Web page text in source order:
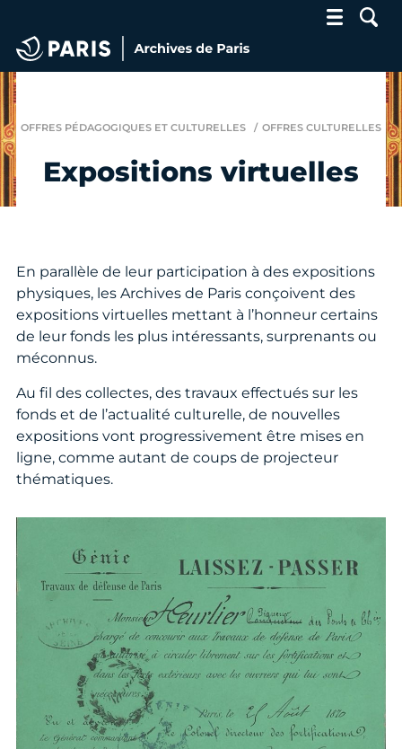
OFFRES PÉDAGOGIQUES ET CULTURELLES OFFRES CULTURELLES
Expositions virtuelles
En parallèle de leur participation à des expositions
physiques, les Archives de Paris conçoivent des
expositions virtuelles mettant à l’honneur certains
de leur fonds les plus intéressants, surprenants ou
méconnus.
Au fil des collectes, des travaux effectués sur les
fonds et de l’actualité culturelle, de nouvelles
expositions vont progressivement être mises en
ligne, comme autant de coups de projecteur
thématiques.